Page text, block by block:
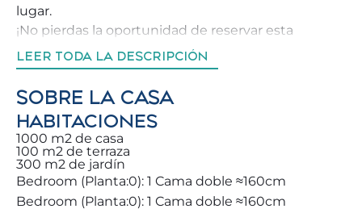
lugar.
¡No pierdas la oportunidad de reservar esta
propiedad, que hará que tus vacaciones sean
inolvidables para ti y tu familia!
Entorno y Actividades:
Nos esforzamos por ayudar a nuestros huéspedes
a explorar Benalmádena de la mejor manera
posible, ofreciendo asesoramiento sobre las
mejores actividades, restaurantes y zonas de ocio
cercanas. La villa es un lugar encantador con
LEER TODA LA DESCRIPCIÓN
SOBRE LA CASA
HABITACIONES
1000 m2 de casa
100 m2 de terraza
300 m2 de jardín
Bedroom (Planta:0): 1 Cama doble ≈160cm
Bedroom (Planta:0): 1 Cama doble ≈160cm